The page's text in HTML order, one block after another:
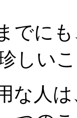
でに
しい
な人